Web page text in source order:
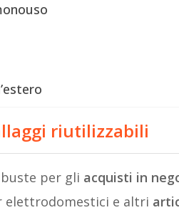
riutilizzabili
per gli acquisti in
elettrodomestici e altri